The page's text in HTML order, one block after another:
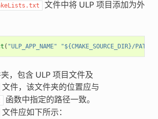
文件中将 ULP 项目添加为外
( "ULP_APP_NAME" "${CMAKE_SOURCE_DIR}/
，包含 ULP 项目文件及
文件，该文件夹的位置应与
函数中指定的路径一致。
文件应如下所示：